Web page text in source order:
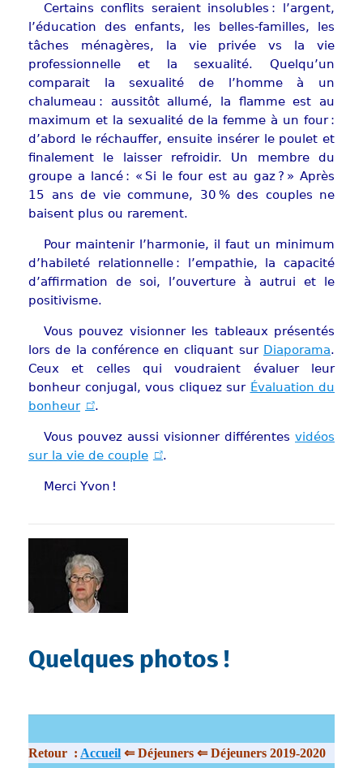
Certains conflits seraient insolubles : l’argent,
l’éducation des enfants, les belles-familles, les
tâches ménagères, la vie privée vs la vie
professionnelle et la sexualité. Quelqu’un
comparait la sexualité de l’homme à un
chalumeau : aussitôt allumé, la flamme est au
maximum et la sexualité de la femme à un four :
d’abord le réchauffer, ensuite insérer le poulet et
finalement le laisser refroidir. Un membre du
groupe a lancé : « Si le four est au gaz ? » Après
15 ans de vie commune, 30 % des couples ne
baisent plus ou rarement.
Pour maintenir l’harmonie, il faut un minimum
d’habileté relationnelle : l’empathie, la capacité
d’affirmation de soi, l’ouverture à autrui et le
positivisme.
Vous pouvez visionner les tableaux présentés
lors de la conférence en cliquant sur Diaporama.
Ceux et celles qui voudraient évaluer leur
bonheur conjugal, vous cliquez sur Évaluation du
bonheur
.
Vous pouvez aussi visionner différentes vidéos
sur la vie de couple
.
Merci Yvon !
Quelques photos !
Retour : Accueil ⇐ Déjeuners ⇐ Déjeuners 2019-2020